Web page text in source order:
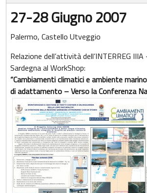
27-28 Giugno 2007
Palermo, Castello Utveggio
Relazione dell’attività dell’INTERREG
Sardegna al WorkShop:
“Cambiamenti climatici e ambiente
di adattamento – Verso la Conferenza